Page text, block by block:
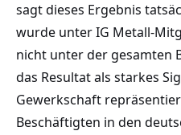
sagt dieses Ergebnis
wurde unter IG Metall-
nicht unter der gesamten
das Resultat als starkes
Gewerkschaft
Beschäftigten in den